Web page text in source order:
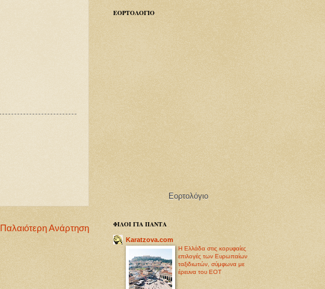
Παλαιότερη Ανάρτηση
ΕΟΡΤΟΛΟΓΙΟ
Εορτολόγιο
ΦΙΛΟΙ ΓΙΑ ΠΑΝΤΑ
Karatzova.com
Η Ελλάδα στις κορυφαίες
επιλογές των Ευρωπαίων
ταξιδιωτών, σύμφωνα με
έρευνα του ΕΟΤ